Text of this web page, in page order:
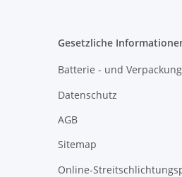
Gesetzliche
Batterie - und
Datenschutz
AGB
Sitemap
Online-